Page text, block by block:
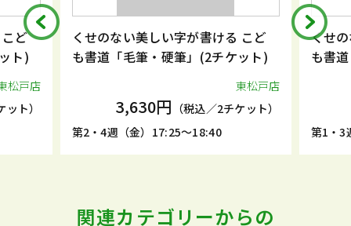
ど
ト)
松戸店
ト）
くせのない美しい字が書ける こど
も書道「毛筆・硬筆」(2チケット)
東松戸店
3,630円 （税込／2チケット）
第2・4週（金）17:25～18:40
くせ
も書
第1・3
関連カテゴリーからの